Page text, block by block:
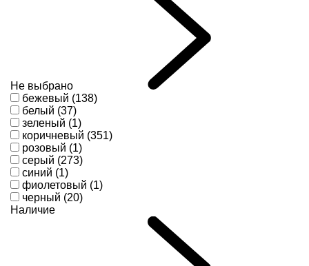
Не выбрано
бежевый (138)
белый (37)
зеленый (1)
коричневый (351)
розовый (1)
серый (273)
синий (1)
фиолетовый (1)
черный (20)
Наличие